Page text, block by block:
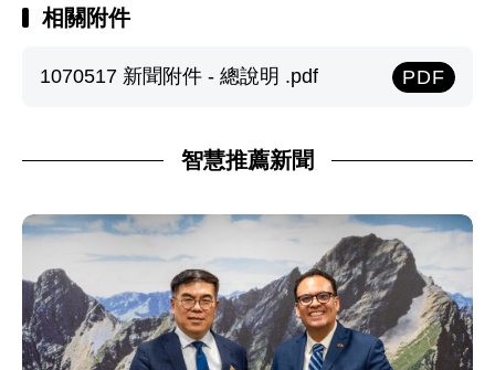
相關附件
1070517 新聞附件 - 總說明 .pdf PDF
智慧推薦新聞